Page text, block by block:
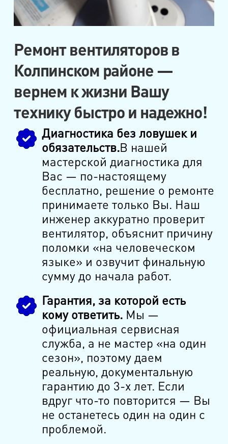
Ремонт вентиляторов в
Колпинском районе —
вернем к жизни Вашу
технику быстро и надежно!
Диагностика без ловушек и
обязательств.В нашей
мастерской диагностика для
Вас — по-настоящему
бесплатно, решение о ремонте
принимаете только Вы. Наш
инженер аккуратно проверит
вентилятор, объяснит причину
поломки «на человеческом
языке» и озвучит финальную
сумму до начала работ.
Гарантия, за которой есть
кому ответить.Мы —
официальная сервисная
служба, а не мастер «на один
сезон», поэтому даем
реальную, документальную
гарантию до 3-х лет. Если
вдруг что-то повторится — Вы
не останетесь один на один с
проблемой.